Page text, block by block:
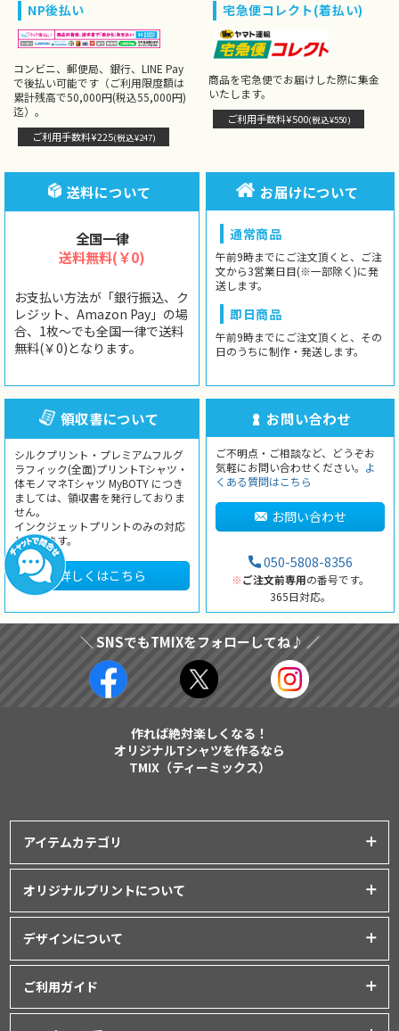
NP後払い
コンビニ、郵便局、銀行、LINE Pay
で後払い可能です（ご利用限度額は
累計残高で50,000円(税込55,000円)
迄）。
ご利用手数料¥225(税込¥247)
宅急便コレクト(着払い)
商品を宅急便でお届けした際に集金
いたします。
ご利用手数料¥500(税込¥550)
送料について
全国一律
送料無料(￥0)
お支払い方法が「銀行振込、ク
レジット、Amazon Pay」の場
合、1枚〜でも全国一律で送料
無料(￥0)となります。
お届けについて
通常商品
午前9時までにご注文頂くと、ご注
文から3営業日目(※一部除く)に発
送します。
即日商品
午前9時までにご注文頂くと、その
日のうちに制作・発送します。
領収書について
シルクプリント・プレミアムフルグ
ラフィック(全面)プリントTシャツ・
体モノマネTシャツ MyBOTY につき
ましては、領収書を発行しておりま
せん。
インクジェットプリントのみの対応
となります。
詳しくはこちら
お問い合わせ
ご不明点・ご相談など、どうぞお
気軽にお問い合わせください。 よ
くある質問はこちら
お問い合わせ
050-5808-8356
※ご注文前専用の番号です。
365日対応。
＼ SNSでもTMIXをフォローしてね♪ ／
作れば絶対楽しくなる！
オリジナルTシャツを作るなら
TMIX（ティーミックス）
アイテムカテゴリ
ポロシャツ│ スポーツウェア
パーカー・スウェット│ベビー服
バッグ・ポーチ
シャツ│ユニフォーム│パンツ
オリジナルプリントについて
シルクスクリーンプリント
昇華転写プリント
デザインについて
ご利用ガイド